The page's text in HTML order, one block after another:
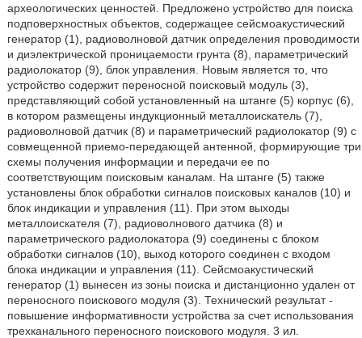
археологических ценностей. Предложено устройство для поиска
подповерхностных объектов, содержащее сейсмоакустический
генератор (1), радиоволновой датчик определения проводимости
и диэлектрической проницаемости грунта (8), параметрический
радиолокатор (9), блок управления. Новым является то, что
устройство содержит переносной поисковый модуль (3),
представляющий собой установленный на штанге (5) корпус (6),
в котором размещены индукционный металлоискатель (7),
радиоволновой датчик (8) и параметрический радиолокатор (9) с
совмещенной приемо-передающей антенной, формирующие три
схемы получения информации и передачи ее по
соответствующим поисковым каналам. На штанге (5) также
установлены блок обработки сигналов поисковых каналов (10) и
блок индикации и управления (11). При этом выходы
металлоискателя (7), радиоволнового датчика (8) и
параметрического радиолокатора (9) соединены с блоком
обработки сигналов (10), выход которого соединен с входом
блока индикации и управления (11). Сейсмоакустический
генератор (1) вынесен из зоны поиска и дистанционно удален от
переносного поискового модуля (3). Технический результат -
повышение информативности устройства за счет использования
трехканального переносного поискового модуля. 3 ил.